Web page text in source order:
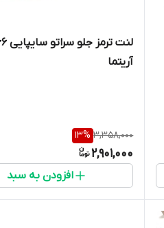
لنت
آریتما
3,358,000
13%
2,901,000
افزودن به سبد